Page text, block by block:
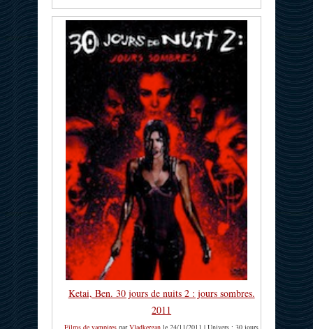
Ketai, Ben. 30 jours de nuits 2 : jours sombres.
2011
Films de vampires parVladkergan le 24/11/2011 | Univers : 30 jours